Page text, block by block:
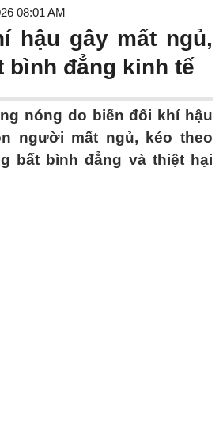
08:01 AM
hậu gây mất ngủ,
bình đẳng kinh tế
nóng do biến đổi khí hậu
người mất ngủ, kéo theo
bất bình đẳng và thiệt hại